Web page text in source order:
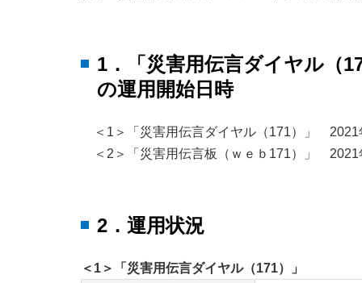
1．「災害用伝言ダイヤル（
の運用開始日時
＜1＞「災害用伝言ダイヤル（171）」
＜2＞「災害用伝言板（ｗｅｂ171）」
2．運用状況
＜1＞「災害用伝言ダイヤル（171）」